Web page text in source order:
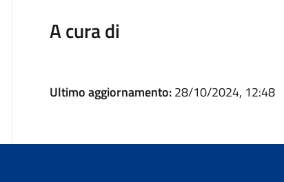
A cura di
Ultimo aggiornamento:28/10/2024, 12:48